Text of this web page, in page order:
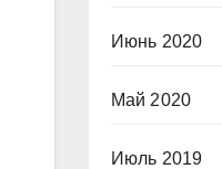
Июнь 2020
Май 2020
Июль 2019